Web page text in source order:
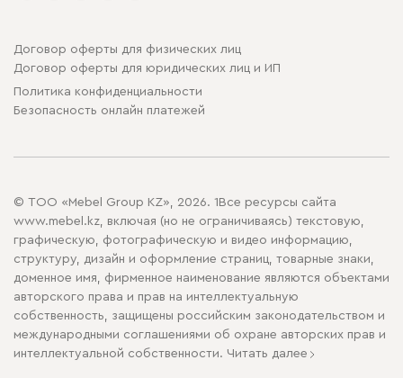
Договор оферты для физических лиц
Договор оферты для юридических лиц и ИП
Политика конфиденциальности
Безопасность онлайн платежей
© ТОО «Mebel Group KZ», 2026. 1Все ресурсы сайта
www.mebel.kz, включая (но не ограничиваясь) текстовую,
графическую, фотографическую и видео информацию,
структуру, дизайн и оформление страниц, товарные знаки,
доменное имя, фирменное наименование являются объектами
авторского права и прав на интеллектуальную
собственность, защищены российским законодательством и
международными соглашениями об охране авторских прав и
интеллектуальной собственности. Читать далее